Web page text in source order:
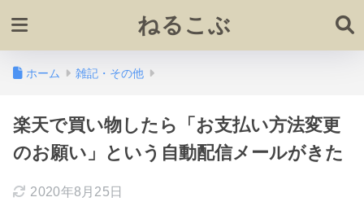
ねるこぶ
ホーム 雑記・その他
楽天で買い物したら「お支払い方法変更
のお願い」という自動配信メールがきた
2020年8月25日